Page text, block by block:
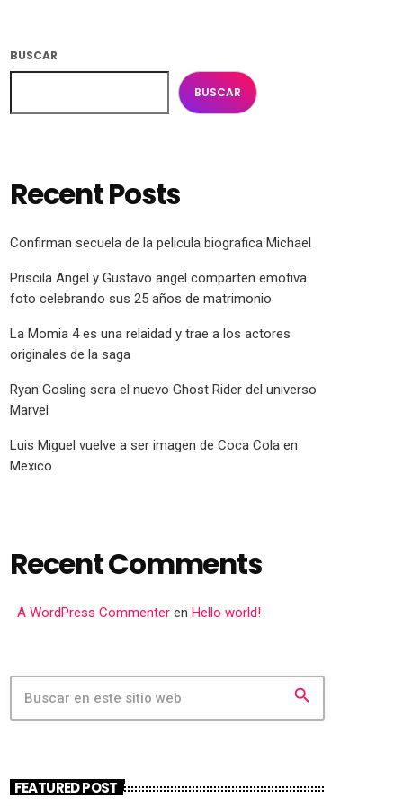
BUSCAR
BUSCAR
Recent Posts
Confirman secuela de la pelicula biografica Michael
Priscila Angel y Gustavo angel comparten emotiva
foto celebrando sus 25 años de matrimonio
La Momia 4 es una relaidad y trae a los actores
originales de la saga
Ryan Gosling sera el nuevo Ghost Rider del universo
Marvel
Luis Miguel vuelve a ser imagen de Coca Cola en
Mexico
Recent Comments
A WordPress Commenter en Hello world!
search
FEATURED POST